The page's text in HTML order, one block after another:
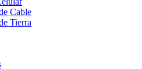
Cable
Tierra